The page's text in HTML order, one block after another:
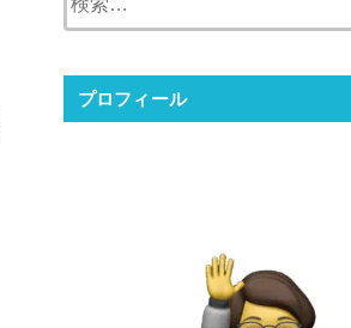
索:
プロフィール